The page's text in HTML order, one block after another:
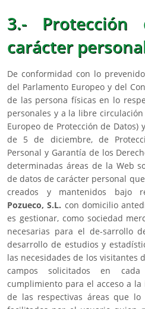
3.-
carácter
De conformidad con lo
del Parlamento Europeo y del
de las persona físicas en lo
personales y a la libre
Europeo de Protección de Datos)
de 5 de diciembre, de
Personal y Garantía de los
determinadas áreas de la Web
de datos de carácter personal
creados y mantenidos bajo
Pozueco, S.L. con domicilio
es gestionar, como sociedad
necesarias para el de-sarrollo
desarrollo de estudios y
las necesidades de los visitantes
campos solicitados en
cumplimiento para el acceso a
de las respectivas áreas que lo